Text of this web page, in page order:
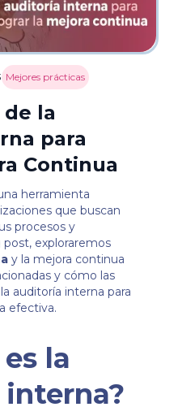
Mejores prácticas
la
para
Continua
herramienta
que buscan
procesos y
exploraremos
y la mejora continua
y cómo las
auditoría interna para
efectiva.
la